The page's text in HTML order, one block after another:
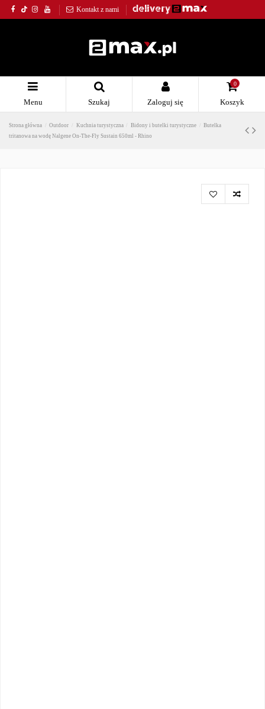
Kontakt z nami
Menu Szukaj Zaloguj się
0
Koszyk
Strona główna Outdoor Kuchnia turystyczna Bidony i butelki turystyczne
Butelka
tritanowa na wodę Nalgene On-The-Fly Sustain 650ml - Rhino